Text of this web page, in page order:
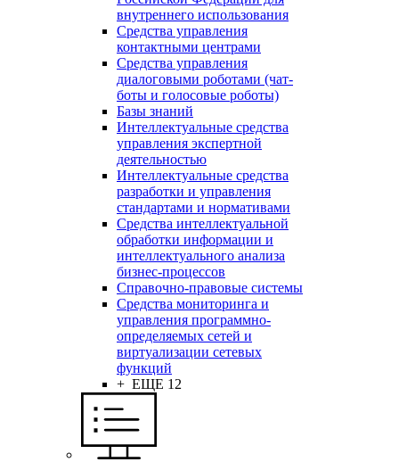
внутреннего использования
Средства управления
контактными центрами
Средства управления
диалоговыми роботами (чат-
боты и голосовые роботы)
Базы знаний
Интеллектуальные средства
управления экспертной
деятельностью
Интеллектуальные средства
разработки и управления
стандартами и нормативами
Средства интеллектуальной
обработки информации и
интеллектуального анализа
бизнес-процессов
Справочно-правовые системы
Средства мониторинга и
управления программно-
определяемых сетей и
виртуализации сетевых
функций
+ ЕЩЕ 12